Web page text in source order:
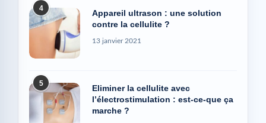
4
Appareil ultrason : une solution
contre la cellulite ?
13 janvier 2021
5
Eliminer la cellulite avec
l’électrostimulation : est-ce-que ça
marche ?